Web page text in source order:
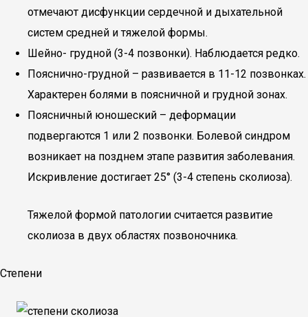
отмечают дисфункции сердечной и дыхательной
систем средней и тяжелой формы.
Шейно- грудной (3-4 позвонки). Наблюдается редко.
Пояснично-грудной – развивается в 11-12 позвонках.
Характерен болями в поясничной и грудной зонах.
Поясничный юношеский – деформации
подвергаются 1 или 2 позвонки. Болевой синдром
возникает на позднем этапе развития заболевания.
Искривление достигает 25° (3-4 степень сколиоза).
Тяжелой формой патологии считается развитие
сколиоза в двух областях позвоночника.
Степени